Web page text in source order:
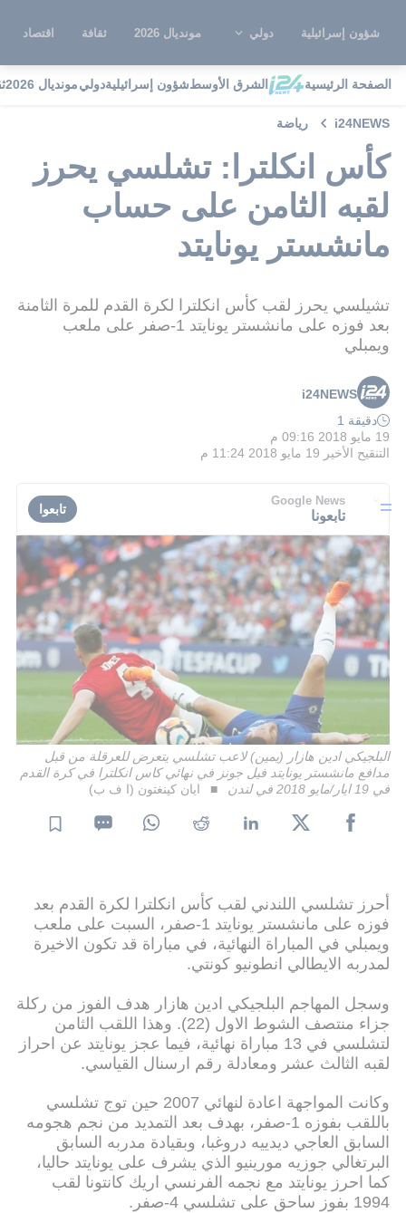
شؤون إسرائيلية دولي مونديال 2026 ثقافة اقتصاد
الصفحة الرئيسية الشرق الأوسطشؤون إسرائيليةدوليمونديال 2026
i24NEWS رياضة
كأس انكلترا: تشلسي يحرز
لقبه الثامن على حساب
مانشستر يونايتد
تشيلسي يحرز لقب كأس انكلترا لكرة القدم للمرة الثامنة
بعد فوزه على مانشستر يونايتد 1-صفر على ملعب
ويمبلي
i24NEWS
دقيقة 1
19 مايو 2018 09:16 م
التنقيح الأخير 19 مايو 2018 11:24 م
Google News
تابعونا تابعوا
البلجيكي ادين هازار (يمين) لاعب تشلسي يتعرض للعرقلة من قبل
مدافع مانشستر يونايتد فيل جونز في نهائي كاس انكلترا في كرة القدم
في 19 ايار/مايو 2018 في لندن
ايان كينغتون (ا ف ب)
أحرز تشلسي اللندني لقب كأس انكلترا لكرة القدم بعد
فوزه على مانشستر يونايتد 1-صفر، السبت على ملعب
ويمبلي في المباراة النهائية، في مباراة قد تكون الاخيرة
لمدربه الايطالي انطونيو كونتي.
وسجل المهاجم البلجيكي ادين هازار هدف الفوز من ركلة
جزاء منتصف الشوط الاول (22). وهذا اللقب الثامن
لتشلسي في 13 مباراة نهائية، فيما عجز يونايتد عن احراز
لقبه الثالث عشر ومعادلة رقم ارسنال القياسي.
وكانت المواجهة اعادة لنهائي 2007 حين توج تشلسي
باللقب بفوزه 1-صفر، بهدف بعد التمديد من نجم هجومه
السابق العاجي ديدييه دروغبا، وبقيادة مدربه السابق
البرتغالي جوزيه مورينيو الذي يشرف على يونايتد حاليا،
كما احرز يونايتد مع نجمه الفرنسي اريك كانتونا لقب
1994 بفوز ساحق على تشلسي 4-صفر.